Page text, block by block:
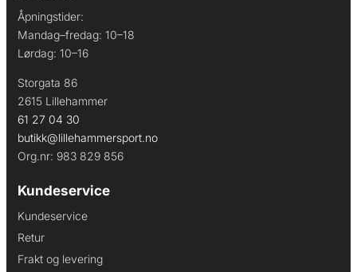
Åpningstider:
Mandag–fredag: 10–18
Lørdag: 10–16
Storgata 86
2615 Lillehammer
61 27 04 30
butikk@lillehammersport.no
Org.nr: 983 829 856
Kundeservice
Kundeservice
Retur
Frakt og levering